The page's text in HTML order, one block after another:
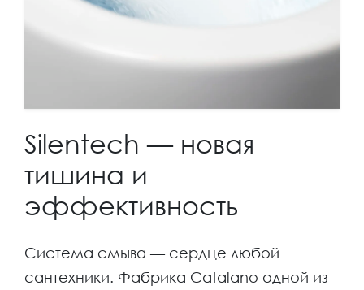
Silentech — новая
тишина и
эффективность
Система смыва — сердце любой
сантехники. Фабрика Catalano одной из